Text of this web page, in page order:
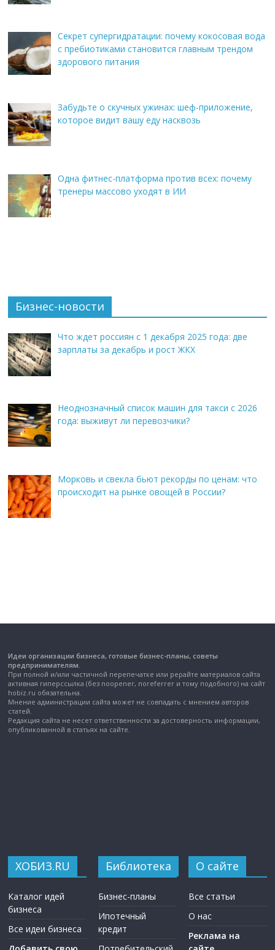
Секрет супергидратации: почему кокосовая вода
с пребиотиками становится главным трендом
здорового питания
Забудьте о скучных ужинах: шеф-приложение,
которое видит вашу еду насквозь
Одна фитнес-платформа против всех: почему
тренеры массово уходят в ИИ
Бизнес-новости
Что ждет россиян с 1 декабря 2025 года: две
зарплаты за декабрь и рост ЖКХ
Неоднозначный список машин для такси с 2026
года: выживут ли перевозчики?
Морковь и свекла бьют рекорды по ценам: что
происходит на рынке овощей в России?
Идеи организации бизнеса, готовые бизнес-планы, советы
предпринимателям.
При полной и/или частичной перепечатке или рерайте материалов сайта
активная гиперссылка (без noopener, noreferrer и тому подобного) на сайт
hobiz.ru обязательна.
Мнение администрации сайта может не совпадать с мнением авторов
статей.
Редакция сайта не несет ответственности за достоверность информации,
опубликованной в статьях на сайте.
ХОБИЗ.RU
Каталог идей
бизнеса
Все идеи бизнеса
Библиотека
Бизнес-планы
Ипотечный
кредит
О сайте
Все статьи
О нас
Реклама на